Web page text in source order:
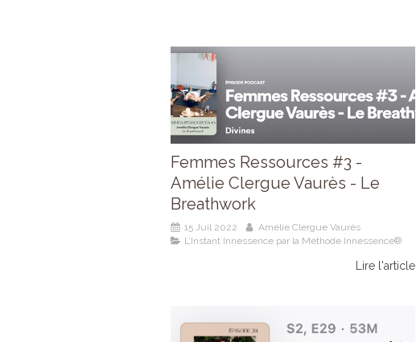
Femmes Ressources #3 -
Amélie Clergue Vaurès - Le
Breathwork
15 Juil 2022
Amélie Clergue Vaurès
L’Instant Innessence par la Méthode Innessence®
Lire l'article